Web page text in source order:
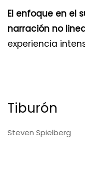
El enfoque en el
narración no
experiencia
Tiburón
Steven Spielberg